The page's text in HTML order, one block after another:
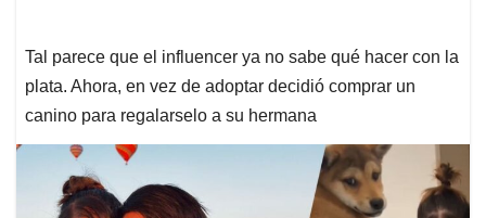
Tal parece que el influencer ya no sabe qué hacer con la
plata. Ahora, en vez de adoptar decidió comprar un
canino para regalarselo a su hermana